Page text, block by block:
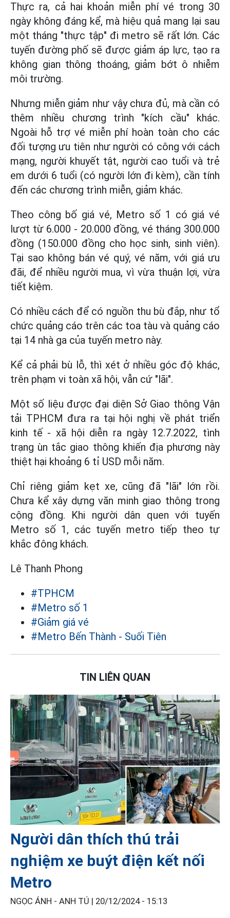
Thực ra, cả hai khoản miễn phí vé trong 30
ngày không đáng kể, mà hiệu quả mang lại sau
một tháng "thực tập" đi metro sẽ rất lớn. Các
tuyến đường phố sẽ được giảm áp lực, tạo ra
không gian thông thoáng, giảm bớt ô nhiễm
môi trường.
Nhưng miễn giảm như vậy chưa đủ, mà cần có
thêm nhiều chương trình "kích cầu" khác.
Ngoài hỗ trợ vé miễn phí hoàn toàn cho các
đối tượng ưu tiên như người có công với cách
mạng, người khuyết tật, người cao tuổi và trẻ
em dưới 6 tuổi (có người lớn đi kèm), cần tính
đến các chương trình miễn, giảm khác.
Theo công bố giá vé, Metro số 1 có giá vé
lượt từ 6.000 - 20.000 đồng, vé tháng 300.000
đồng (150.000 đồng cho học sinh, sinh viên).
Tại sao không bán vé quý, vé năm, với giá ưu
đãi, để nhiều người mua, vì vừa thuận lợi, vừa
tiết kiệm.
Có nhiều cách để có nguồn thu bù đắp, như tổ
chức quảng cáo trên các toa tàu và quảng cáo
tại 14 nhà ga của tuyến metro này.
Kể cả phải bù lỗ, thì xét ở nhiều góc độ khác,
trên phạm vi toàn xã hội, vẫn cứ "lãi".
Một số liệu được đại diện Sở Giao thông Vận
tải TPHCM đưa ra tại hội nghị về phát triển
kinh tế - xã hội diễn ra ngày 12.7.2022, tình
trạng ùn tắc giao thông khiến địa phương này
thiệt hại khoảng 6 tỉ USD mỗi năm.
Chỉ riêng giảm kẹt xe, cũng đã "lãi" lớn rồi.
Chưa kể xây dựng văn minh giao thông trong
cộng đồng. Khi người dân quen với tuyến
Metro số 1, các tuyến metro tiếp theo tự
khắc đông khách.
Lê Thanh Phong
#TPHCM
#Metro số 1
#Giảm giá vé
#Metro Bến Thành - Suối Tiên
TIN LIÊN QUAN
Người dân thích thú trải
nghiệm xe buýt điện kết nối
Metro
NGỌC ÁNH - ANH TÚ | 20/12/2024 - 15:13